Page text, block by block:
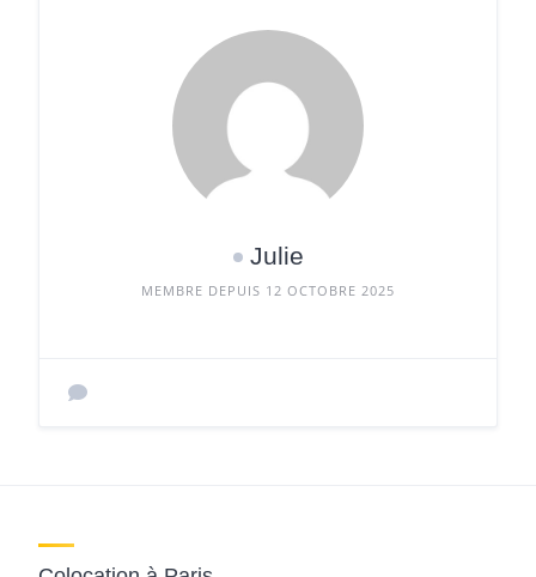
Julie
MEMBRE DEPUIS 12 OCTOBRE 2025